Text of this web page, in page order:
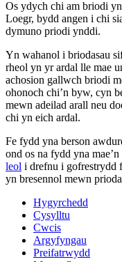
Os ydych chi am briodi
Loegr, bydd angen i chi
dymuno priodi ynddi.
Yn wahanol i briodasau
rheol yn yr ardal lle mae
achosion gallwch briodi
ohonoch chi’n byw, cyn
mewn adeilad arall neu
chi yn eich ardal.
Fe fydd yna berson
ond os na fydd yna
leol i drefnu i gofrestrydd
yn bresennol mewn
Hygyrchedd
Cysylltu
Cwcis
Argyfyngau
Preifatrwydd